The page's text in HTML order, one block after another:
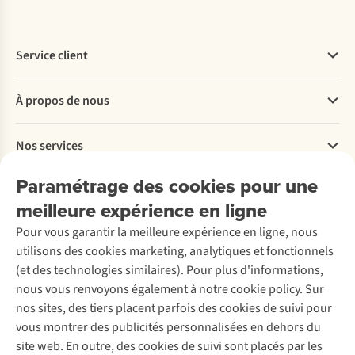
Paramétrage des cookies pour une
meilleure expérience en ligne
Pour vous garantir la meilleure expérience en ligne, nous
utilisons des cookies marketing, analytiques et fonctionnels
(et des technologies similaires). Pour plus d'informations,
nous vous renvoyons également à notre cookie policy. Sur
nos sites, des tiers placent parfois des cookies de suivi pour
vous montrer des publicités personnalisées en dehors du
site web. En outre, des cookies de suivi sont placés par les
Service client
Commander
Payer
Livraison
Rétractation d'une commande
Entretien & réparations
Garantie
Contactez-nous
À propos de nous
Explore More
À propos d’Ayacucho
Nos magasins
À propos d’A.S.Adventure
Déclaration d'accessibilité
Nos services
Location / Location sports d’hiver
Entretien de ski
Service de lavage
Entretien de chaussures
Réparation de chaussures
Réparation de vêtements
Retouches
Pour les entreprises
Découvrez
A.S.Magazine
Explore Camp
Gear Check
Expertise & conseils
Abonnez-vous à la newsletter
Suivez-nous